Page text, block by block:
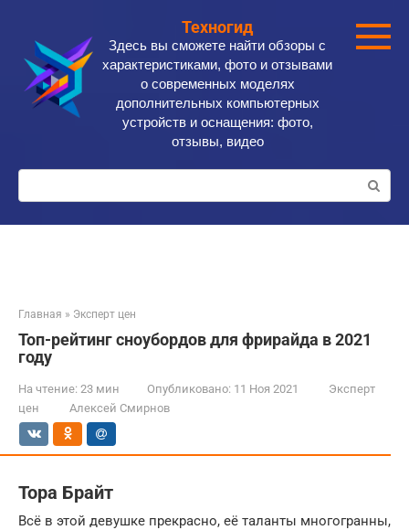
контенту
Техногид
Здесь вы сможете найти обзоры с
характеристиками, фото и отзывами
о современных моделях
дополнительных компьютерных
устройств и оснащения: фото,
отзывы, видео
Поиск:
Главная » Эксперт цен
Топ-рейтинг сноубордов для фрирайда в 2021
году
На чтение: 23 мин Опубликовано: 11 Ноя 2021
Эксперт
цен
Алексей Смирнов
Тора Брайт
Всё в этой девушке прекрасно, её таланты многогранны,